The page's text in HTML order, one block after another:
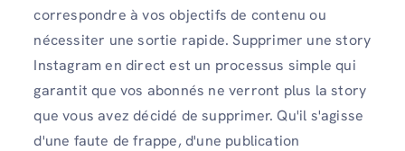
correspondre à vos objectifs de contenu ou
nécessiter une sortie rapide. Supprimer une story
Instagram en direct est un processus simple qui
garantit que vos abonnés ne verront plus la story
que vous avez décidé de supprimer. Qu'il s'agisse
d'une faute de frappe, d'une publication